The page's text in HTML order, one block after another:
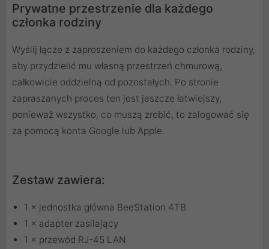
Prywatne przestrzenie dla każdego
członka rodziny
Wyślij łącze z zaproszeniem do każdego członka rodziny,
aby przydzielić mu własną przestrzeń chmurową,
całkowicie oddzielną od pozostałych. Po stronie
zapraszanych proces ten jest jeszcze łatwiejszy,
ponieważ wszystko, co muszą zrobić, to zalogować się
za pomocą konta Google lub Apple.
Zestaw zawiera:
1 × jednostka główna BeeStation 4TB
1 × adapter zasilający
1 × przewód RJ-45 LAN